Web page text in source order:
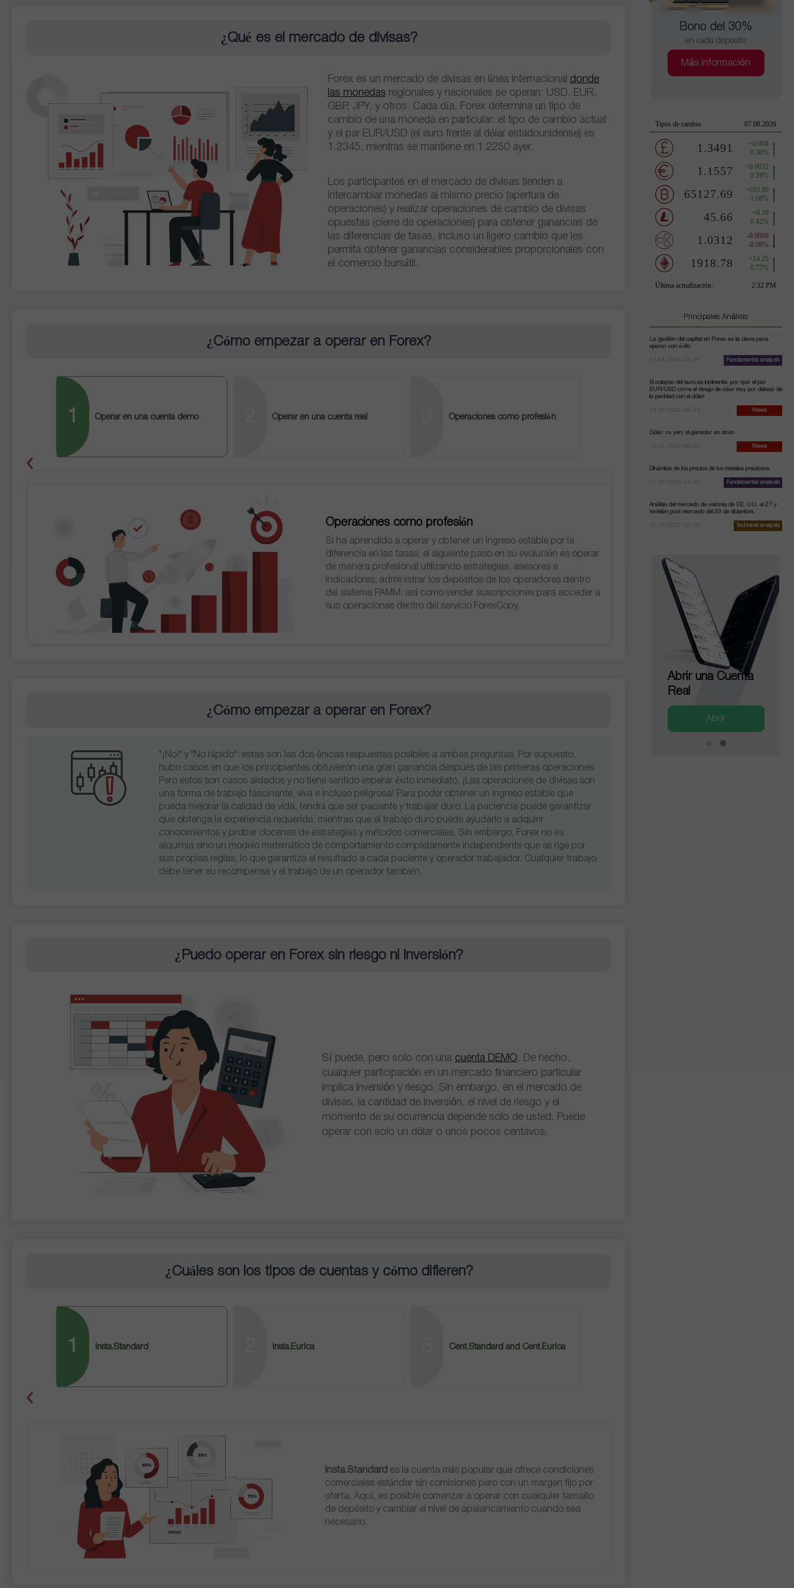
¿Qué es el mercado de divisas?
Forex es un mercado de divisas en línea internacional donde
las monedas regionales y nacionales se operan: USD, EUR,
GBP, JPY, y otros. Cada día, Forex determina un tipo de
cambio de una moneda en particular: el tipo de cambio actual
y el par EUR/USD (el euro frente al dólar estadounidense) es
1.2345, mientras se mantiene en 1.2250 ayer.
Los participantes en el mercado de divisas tienden a
intercambiar monedas al mismo precio (apertura de
operaciones) y realizar operaciones de cambio de divisas
opuestas (cierre de operaciones) para obtener ganancias de
las diferencias de tasas, incluso un ligero cambio que les
permita obtener ganancias considerables proporcionales con
el comercio bursátil.
¿Cómo empezar a operar en Forex?
1 Operar en una cuenta demo Operar en una cuenta real Operaciones como profesión
Operaciones como profesión
Si ha aprendido a operar y obtener un ingreso estable por la
diferencia en las tasas, el siguiente paso en su evolución es operar
de manera profesional utilizando estrategias, asesores e
indicadores; administrar los depósitos de los operadores dentro
del sistema PAMM; así como vender suscripciones para acceder a
sus operaciones dentro del servicio ForexCopy.
¿Cómo empezar a operar en Forex?
"¡No!" y "No rápido": estas son las dos únicas respuestas posibles a ambas preguntas. Por supuesto,
hubo casos en que los principiantes obtuvieron una gran ganancia después de las primeras operaciones.
Pero estos son casos aislados y no tiene sentido esperar éxito inmediato. ¡Las operaciones de divisas son
una forma de trabajo fascinante, viva e incluso peligrosa! Para poder obtener un ingreso estable que
pueda mejorar la calidad de vida, tendrá que ser paciente y trabajar duro. La paciencia puede garantizar
que obtenga la experiencia requerida, mientras que el trabajo duro puede ayudarlo a adquirir
conocimientos y probar docenas de estrategias y métodos comerciales. Sin embargo, Forex no es
alquimia sino un modelo matemático de comportamiento completamente independiente que se rige por
sus propias reglas, lo que garantiza el resultado a cada paciente y operador trabajador. Cualquier trabajo
debe tener su recompensa y el trabajo de un operador también.
¿Puedo operar en Forex sin riesgo ni inversión?
Sí puede, pero solo con una cuenta DEMO. De hecho,
cualquier participación en un mercado financiero particular
implica inversión y riesgo. Sin embargo, en el mercado de
divisas, la cantidad de inversión, el nivel de riesgo y el
momento de su ocurrencia depende solo de usted. Puede
operar con solo un dólar o unos pocos centavos.
¿Cuáles son los tipos de cuentas y cómo difieren?
1 Insta.Standard Insta.Eurica Cent.Standard and Cent.Eurica
Insta.Standard es la cuenta más popular que ofrece condiciones
comerciales estándar sin comisiones pero con un margen fijo por
oferta. Aquí, es posible comenzar a operar con cualquier tamaño
de depósito y cambiar el nivel de apalancamiento cuando sea
necesario.
Bono del 30%
en cada depósito
Más información
Principales Análisis
La gestión del capital en Forex es la clave para
operar con éxito
11:54 2024-07-26 Fundamental analysis
El colapso del euro es inminente: por qué el par
EUR/USD corre el riesgo de caer muy por debajo de
la paridad con el dólar
13:20 2022-08-01 News
Dólar vs yen: el ganador es obvio
14:35 2022-08-25 News
Dinámica de los precios de los metales preciosos
17:33 2023-01-04 Fundamental analysis
Análisis del mercado de valores de EE. UU. el 27 y
revisión post mercado del 23 de diciembre.
16:13 2022-12-28 Technical analysis
Abrir una Cuenta
Real
Abrir